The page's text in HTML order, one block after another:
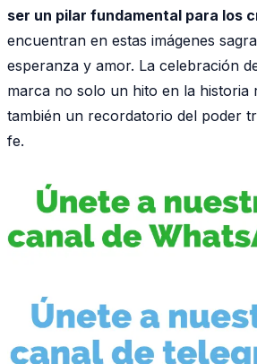
ser un pilar fundamental para los
encuentran en estas imágenes
esperanza y amor. La celebración
marca no solo un hito en la historia
también un recordatorio del poder
fe.